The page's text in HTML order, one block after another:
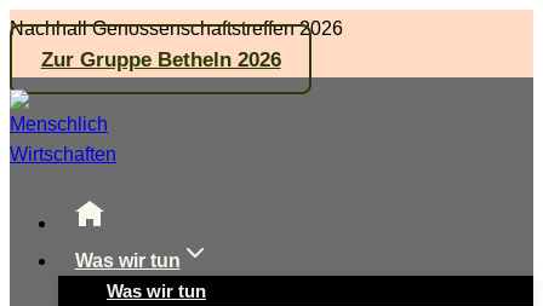
Zum
Inhalt
springen
Nachhall Genossenschaftstreffen 2026
Zur Gruppe Betheln 2026
Was wir tun
Was wir tun